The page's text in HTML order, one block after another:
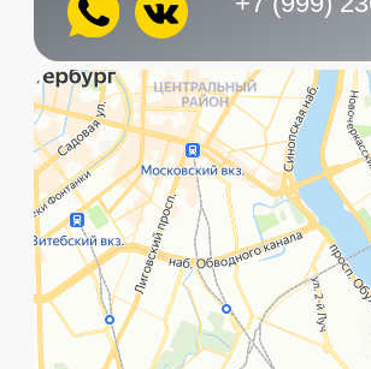
Главная Услуги Контакты
+7 (999) 236-90-00